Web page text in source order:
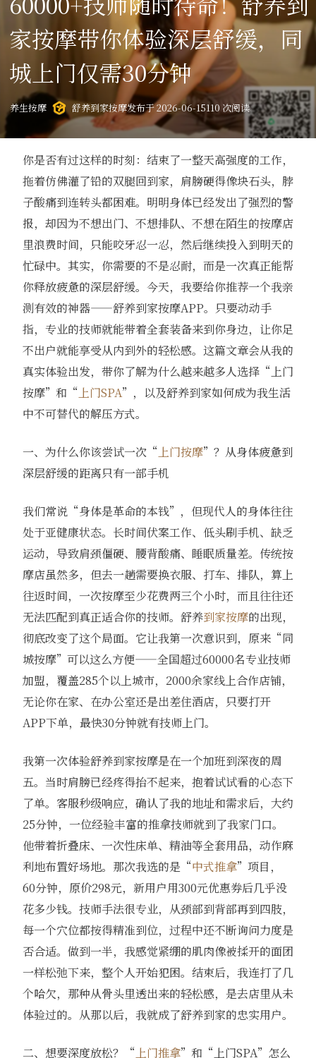
家按摩带你体验深层舒缓，同
城上门仅需30分钟
养生按摩 舒养到家按摩发布于 2026-06-15110 次阅读
你是否有过这样的时刻：结束了一整天高强度的工作，
拖着仿佛灌了铅的双腿回到家，肩膀硬得像块石头，脖
子酸痛到连转头都困难。明明身体已经发出了强烈的警
报，却因为不想出门、不想排队、不想在陌生的按摩店
里浪费时间，只能咬牙忍一忍，然后继续投入到明天的
忙碌中。其实，你需要的不是忍耐，而是一次真正能帮
你释放疲惫的深层舒缓。今天，我要给你推荐一个我亲
测有效的神器——舒养到家按摩APP。只要动动手
指，专业的技师就能带着全套装备来到你身边，让你足
不出户就能享受从内到外的轻松感。这篇文章会从我的
真实体验出发，带你了解为什么越来越多人选择“上门
按摩”和“ 上门SPA”，以及舒养到家如何成为我生活
中不可替代的解压方式。
一、为什么你该尝试一次“ 上门按摩”？从身体疲惫到
深层舒缓的距离只有一部手机
我们常说“身体是革命的本钱”，但现代人的身体往往
处于亚健康状态。长时间伏案工作、低头刷手机、缺乏
运动，导致肩颈僵硬、腰背酸痛、睡眠质量差。传统按
摩店虽然多，但去一趟需要换衣服、打车、排队，算上
往返时间，一次按摩至少花费两三个小时，而且往往还
无法匹配到真正适合你的技师。舒养到家按摩的出现，
彻底改变了这个局面。它让我第一次意识到，原来“同
城按摩”可以这么方便——全国超过60000名专业技师
加盟，覆盖285个以上城市，2000余家线上合作店铺，
无论你在家、在办公室还是出差住酒店，只要打开
APP下单，最快30分钟就有技师上门。
我第一次体验舒养到家按摩是在一个加班到深夜的周
五。当时肩膀已经疼得抬不起来，抱着试试看的心态下
了单。客服秒级响应，确认了我的地址和需求后，大约
25分钟，一位经验丰富的推拿技师就到了我家门口。
他带着折叠床、一次性床单、精油等全套用品，动作麻
利地布置好场地。那次我选的是“中式推拿”项目，
60分钟，原价298元，新用户用300元优惠券后几乎没
花多少钱。技师手法很专业，从颈部到背部再到四肢，
每一个穴位都按得精准到位，过程中还不断询问力度是
否合适。做到一半，我感觉紧绷的肌肉像被揉开的面团
一样松弛下来，整个人开始犯困。结束后，我连打了几
个哈欠，那种从骨头里透出来的轻松感，是去店里从未
体验过的。从那以后，我就成了舒养到家的忠实用户。
二、想要深度放松？“ 上门推拿”和“上门SPA”怎么